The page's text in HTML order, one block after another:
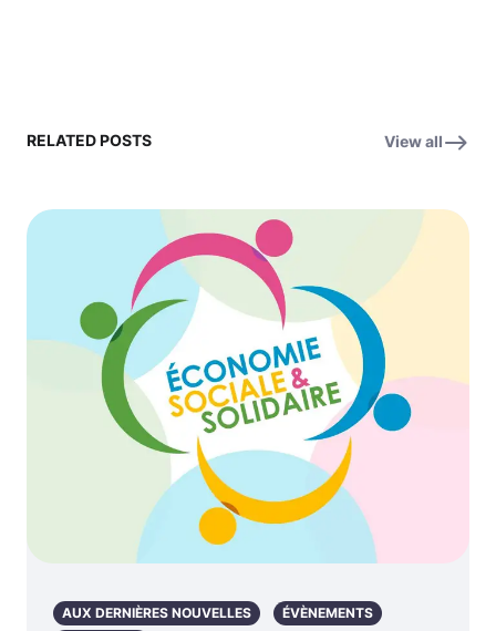
RELATED POSTS View all
AUX DERNIÈRES NOUVELLES
ÉVÈNEMENTS